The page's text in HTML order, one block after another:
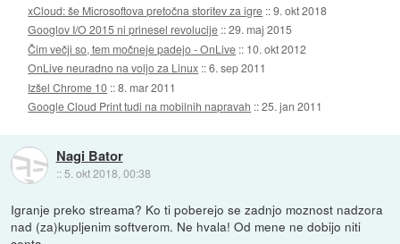
xCloud: še Microsoftova pretočna storitev za igre ::9. okt 2018
Googlov I/O 2015 ni prinesel revolucije ::29. maj 2015
Čim večji so, tem močneje padejo - OnLive :: 10. okt 2012
OnLive neuradno na voljo za Linux ::6. sep 2011
Izšel Chrome 10 ::8. mar 2011
Google Cloud Print tudi na mobilnih napravah ::25. jan 2011
Nagi Bator
:: 5. okt 2018, 00:38
Igranje preko streama? Ko ti poberejo se zadnjo moznost nadzora
nad (za)kupljenim softverom. Ne hvala! Od mene ne dobijo niti